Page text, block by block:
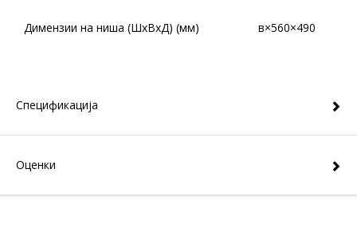
Димензии на ниша (ШxВxД) (мм) в×560×490
Спецификација
Оценки